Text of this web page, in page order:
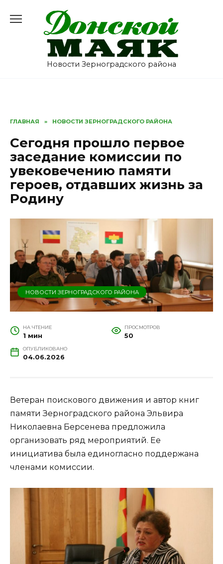
содержанию
Новости Зерноградского района
ГЛАВНАЯ » НОВОСТИ ЗЕРНОГРАДСКОГО РАЙОНА
Сегодня прошло первое
заседание комиссии по
увековечению памяти
героев, отдавших жизнь за
Родину
НОВОСТИ ЗЕРНОГРАДСКОГО РАЙОНА
НА ЧТЕНИЕ
1 мин
ПРОСМОТРОВ
50
ОПУБЛИКОВАНО
04.06.2026
Ветеран поискового движения и автор книг
памяти Зерноградского района Эльвира
Николаевна Берсенева предложила
организовать ряд мероприятий. Ее
инициатива была единогласно поддержана
членами комиссии.